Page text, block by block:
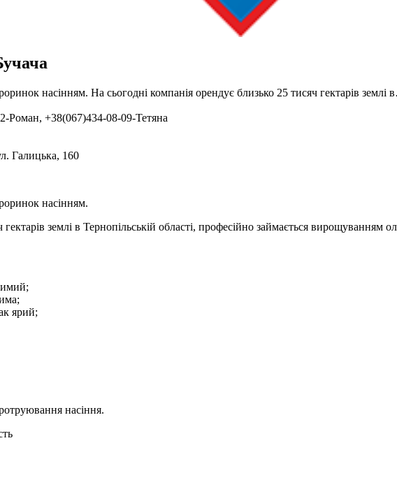
насінням. На сьогодні компанія орендує близько 25 тисяч гектарів землі
Роман, +38(067)434-08-09-Тетяна
Галицька, 160
насінням.
землі в Тернопільській області, професійно займається вирощуванням
ярий;
насіння.